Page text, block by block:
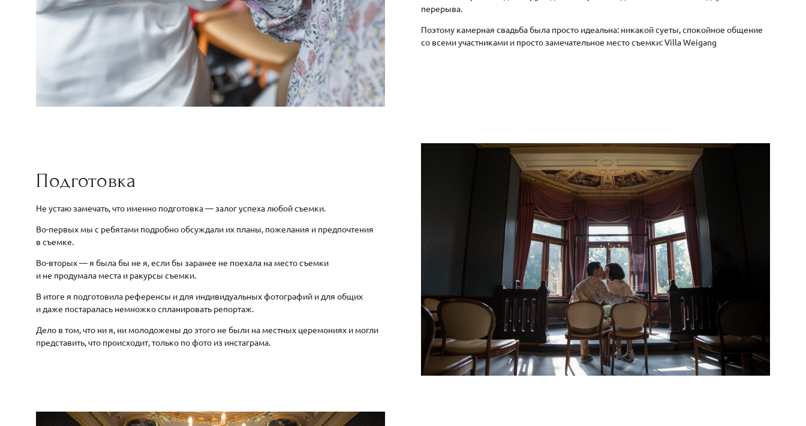
перерыва.
Поэтому камерная свадьба была просто идеальна: никакой суеты, спокойное общение
со всеми участниками и просто замечательное место съемки: Villa Weigang
Подготовка
Не устаю замечать, что именно подготовка — залог успеха любой съемки.
Во-первых мы с ребятами подробно обсуждали их планы, пожелания и предпочтения
в съемке.
Во-вторых — я была бы не я, если бы заранее не поехала на место съемки
и не продумала места и ракурсы съемки.
В итоге я подготовила референсы и для индивидуальных фотографий и для общих
и даже постаралась немножко спланировать репортаж.
Дело в том, что ни я, ни молодожены до этого не были на местных церемониях и могли
представить, что происходит, только по фото из инстаграма.